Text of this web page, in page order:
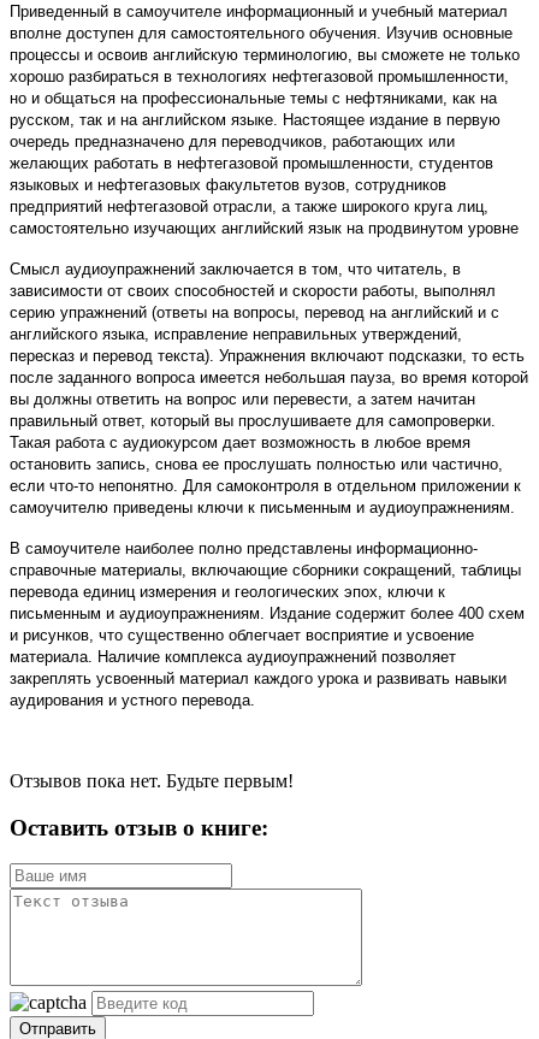
Приведенный в самоучителе информационный и учебный материал
вполне доступен для самостоятельного обучения. Изучив основные
процессы и освоив английскую терминологию, вы сможете не только
хорошо разбираться в технологиях нефтегазовой промышленности,
но и общаться на профессиональные темы с нефтяниками, как на
русском, так и на английском языке. Настоящее издание в первую
очередь предназначено для переводчиков, работающих или
желающих работать в нефтегазовой промышленности, студентов
языковых и нефтегазовых факультетов вузов, сотрудников
предприятий нефтегазовой отрасли, а также широкого круга лиц,
самостоятельно изучающих английский язык на продвинутом уровне
Смысл аудиоупражнений заключается в том, что читатель, в
зависимости от своих способностей и скорости работы, выполнял
серию упражнений (ответы на вопросы, перевод на английский и с
английского языка, исправление неправильных утверждений,
пересказ и перевод текста). Упражнения включают подсказки, то есть
после заданного вопроса имеется небольшая пауза, во время которой
вы должны ответить на вопрос или перевести, а затем начитан
правильный ответ, который вы прослушиваете для самопроверки.
Такая работа с аудиокурсом дает возможность в любое время
остановить запись, снова ее прослушать полностью или частично,
если что-то непонятно. Для самоконтроля в отдельном приложении к
самоучителю приведены ключи к письменным и аудиоупражнениям.
В самоучителе наиболее полно представлены информационно-
справочные материалы, включающие сборники сокращений, таблицы
перевода единиц измерения и геологических эпох, ключи к
письменным и аудиоупражнениям. Издание содержит более 400 схем
и рисунков, что существенно облегчает восприятие и усвоение
материала. Наличие комплекса аудиоупражнений позволяет
закреплять усвоенный материал каждого урока и развивать навыки
аудирования и устного перевода.
Отзывов пока нет. Будьте первым!
Оставить отзыв о книге:
Отправить